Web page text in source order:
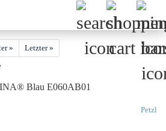
»
Letzter »
Blau E060AB01
Petzl